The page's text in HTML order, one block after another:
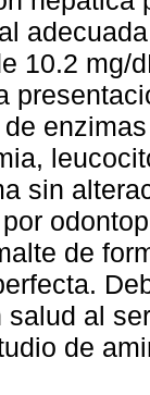
10.2 mg/
sin
de
salud al
de